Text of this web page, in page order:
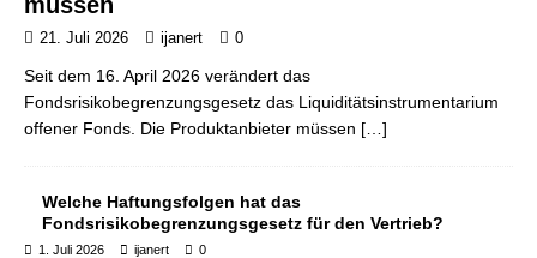
21. Juli 2026 ijanert 0
Seit dem 16. April 2026 verändert das
Fondsrisikobegrenzungsgesetz das Liquiditätsinstrumentarium
offener Fonds. Die Produktanbieter müssen […]
Welche Haftungsfolgen hat das
Fondsrisikobegrenzungsgesetz für den Vertrieb?
1. Juli 2026 ijanert 0